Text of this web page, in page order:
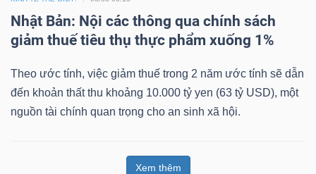
Nhật Bản: Nội các thông qua chính sách
giảm thuế tiêu thụ thực phẩm xuống 1%
Theo ước tính, việc giảm thuế trong 2 năm ước tính sẽ dẫn
đến khoản thất thu khoảng 10.000 tỷ yen (63 tỷ USD), một
nguồn tài chính quan trọng cho an sinh xã hội.
Xem thêm